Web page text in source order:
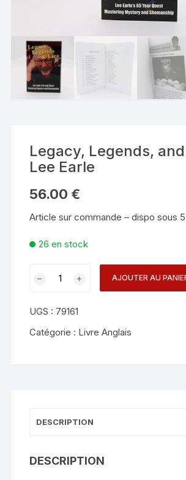
Legacy, Legends,
Lee Earle
56.00 €
Article sur commande – dispo sous 5
26 en stock
Legends,
and
AJOUTER AU
UGS : 79161
Catégorie : Livre Anglais
DESCRIPTION
DESCRIPTION